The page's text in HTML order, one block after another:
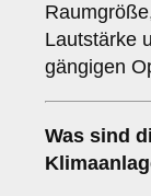
Lautstärke
gängigen
Was sind